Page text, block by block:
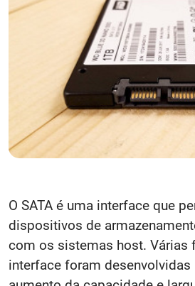
O SATA é uma interface que
dispositivos de
com os sistemas host. Várias
interface foram